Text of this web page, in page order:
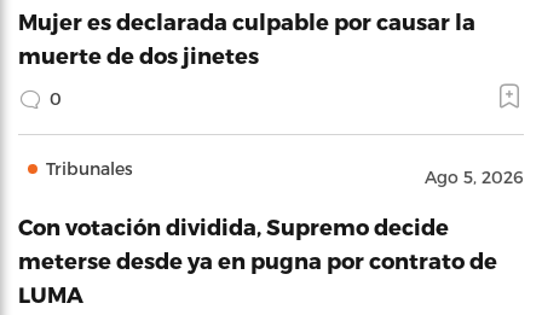
Mujer es declarada culpable por causar la
muerte de dos jinetes
0
Tribunales Ago 5, 2026
Con votación dividida, Supremo decide
meterse desde ya en pugna por contrato de
LUMA